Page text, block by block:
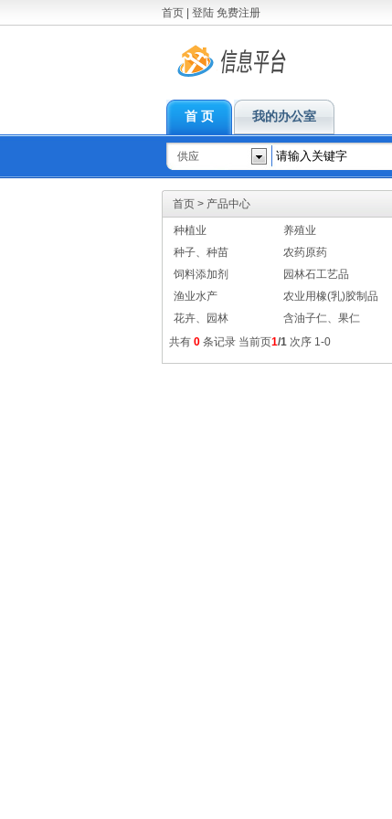
首页 登陆 免费注册
首 页 我的办公室
供应
首页 > 产品中心
种植业 养殖业
种子、种苗
农药原药
饲料添加剂
园林石工艺品
渔业水产
农业用橡(乳)胶制品
花卉、园林
含油子仁、果仁
共有0 条记录 当前页1/1 次序 1-0